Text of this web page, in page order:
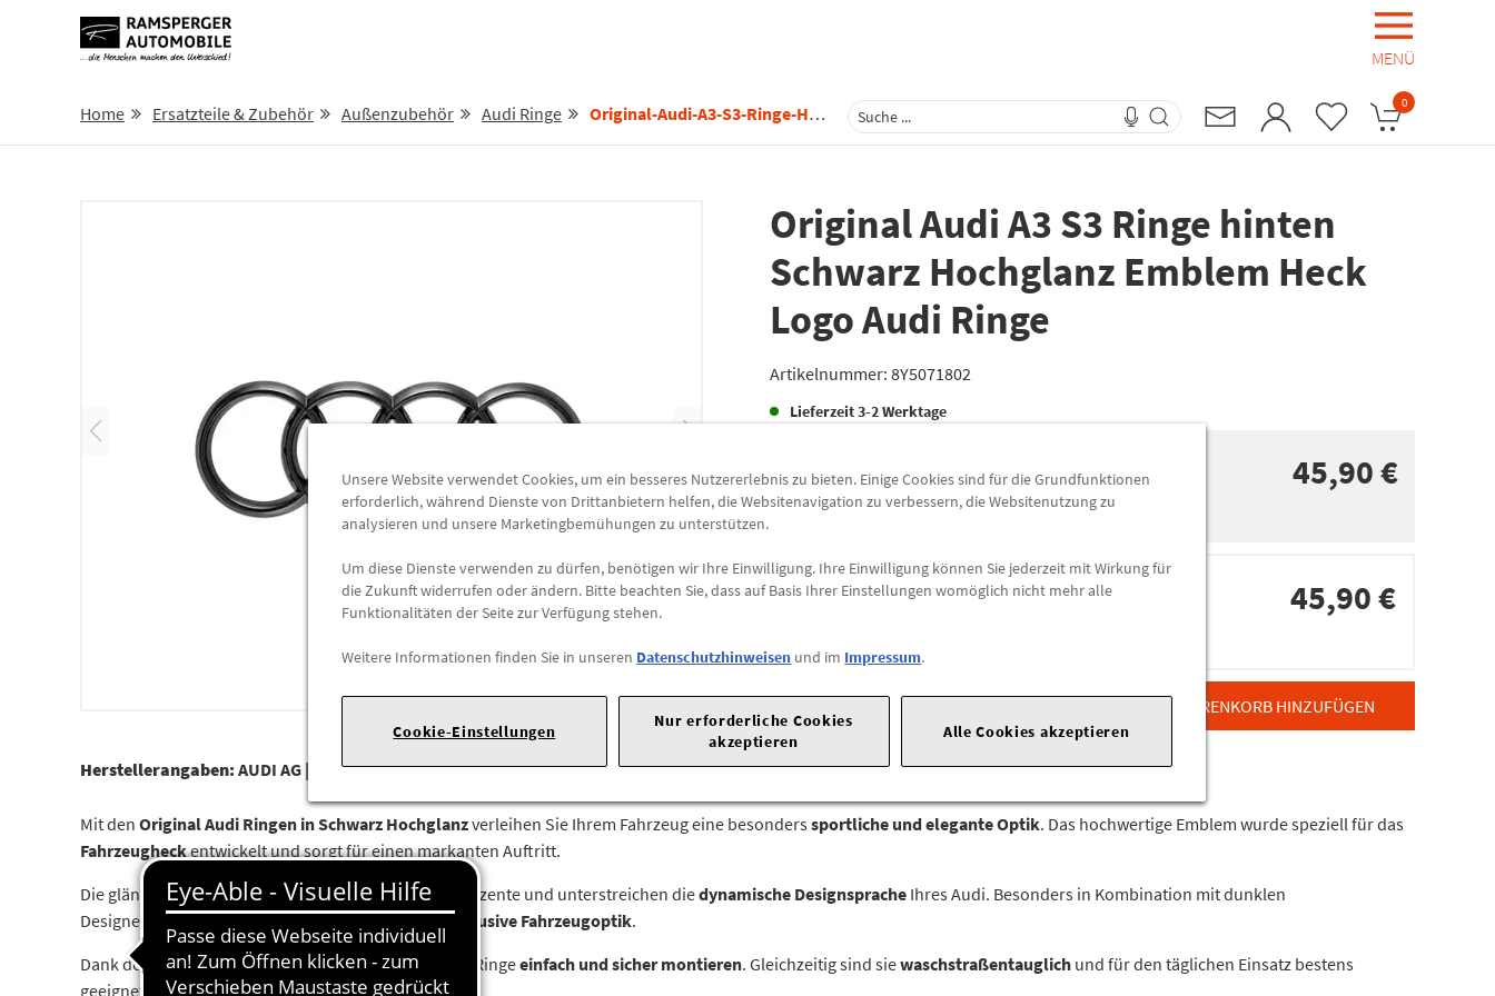
MENÜ
Home Ersatzteile & Zubehör Außenzubehör Audi Ringe Original-Audi-A3-S3-Ringe-Hinten-Schwarz-Hochglanz-Emblem-Heck-Logo-Audi-Ringe-8y5071802 0
Original Audi A3 S3 Ringe hinten
Schwarz Hochglanz Emblem Heck
Logo Audi Ringe
Artikelnummer: 8Y5071802
Lieferzeit3-2 Werktage
Preis inkl.19% MwSt.
45,90 €
Abholung 45,90 €
- +
Max. Bestellmenge:
ZUM WARENKORB HINZUFÜGEN
Herstellerangaben: AUDI AG | Auto-Union-Str. 1 |85057 Ingolstadt |
Mit den Original Audi Ringen in Schwarz Hochglanzverleihen Sie Ihrem Fahrzeug eine besonderssportliche und elegante Optik. Das hochwertige Emblem wurde speziell für das
Fahrzeugheckentwickelt und sorgt für einen markanten Auftritt.
Die glänzend schwarzen Audi Ringe setzen gezielte Akzente und unterstreichen diedynamische Designsprache Ihres Audi. Besonders in Kombination mit dunklen
Designelementen entsteht eineindividuelle und exklusive Fahrzeugoptik.
Dank der
vormontierten Klebeflächelassen sich die Ringeeinfach und sicher montieren. Gleichzeitig sind siewaschstraßentauglich und für den täglichen Einsatz bestens
geeignet.
Unsere Website verwendet Cookies, um ein besseres Nutzererlebnis zu bieten. Einige Cookies sind für die Grundfunktionen
erforderlich, während Dienste von Drittanbietern helfen, die Websitenavigation zu verbessern, die Websitenutzung zu
analysieren und unsere Marketingbemühungen zu unterstützen.
Um diese Dienste verwenden zu dürfen, benötigen wir Ihre Einwilligung. Ihre Einwilligung können Sie jederzeit mit Wirkung für
die Zukunft widerrufen oder ändern. Bitte beachten Sie, dass auf Basis Ihrer Einstellungen womöglich nicht mehr alle
Funktionalitäten der Seite zur Verfügung stehen.
Weitere Informationen finden Sie in unseren Datenschutzhinweisen und im Impressum.
Cookie-Einstellungen
Nur erforderliche Cookies
akzeptieren
Alle Cookies akzeptieren